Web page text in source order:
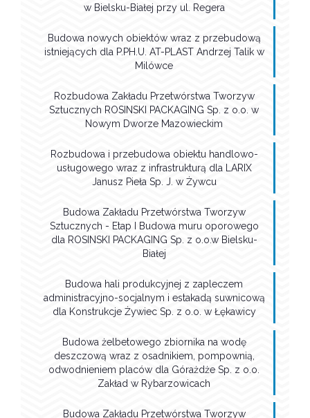
w Bielsku-Białej przy ul. Regera
Budowa nowych obiektów wraz z przebudową
istniejących dla P.PH.U. AT-PLAST Andrzej Talik w
Milówce
Rozbudowa Zakładu Przetwórstwa Tworzyw
Sztucznych ROSINSKI PACKAGING Sp. z o.o. w
Nowym Dworze Mazowieckim
Rozbudowa i przebudowa obiektu handlowo-
usługowego wraz z infrastrukturą dla LARIX
Janusz Pieła Sp. J. w Żywcu
Budowa Zakładu Przetwórstwa Tworzyw
Sztucznych - Etap I Budowa muru oporowego
dla ROSINSKI PACKAGING Sp. z o.o.w Bielsku-
Białej
Budowa hali produkcyjnej z zapleczem
administracyjno-socjalnym i estakadą suwnicową
dla Konstrukcje Żywiec Sp. z o.o. w Łękawicy
Budowa żelbetowego zbiornika na wodę
deszczową wraz z osadnikiem, pompownią,
odwodnieniem placów dla Górażdże Sp. z o.o.
Zakład w Rybarzowicach
Budowa Zakładu Przetwórstwa Tworzyw